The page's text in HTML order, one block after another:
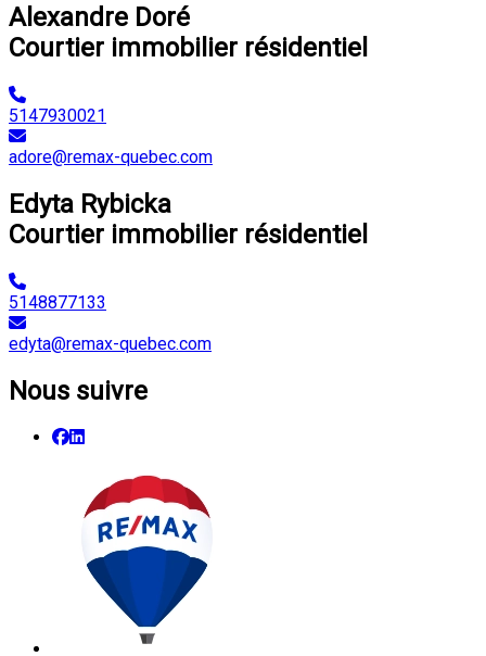
Alexandre Doré
Courtier immobilier résidentiel
5147930021
adore@remax-quebec.com
Edyta Rybicka
Courtier immobilier résidentiel
5148877133
edyta@remax-quebec.com
Nous suivre